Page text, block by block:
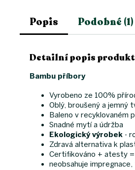
Popis Podobné (1)
Detailní popis
Bambu příbory
Vyrobeno ze 100%
Oblý, broušený a jemný
Baleno v recyklovaném
Snadné mytí a údržba
Ekologický výrobek -
Zdravá alternativa k
Certifikováno + atesty
neobsahuje